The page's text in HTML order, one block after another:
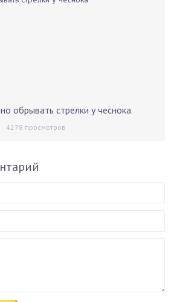
обрывать стрелки у чеснока
4278 просмотров